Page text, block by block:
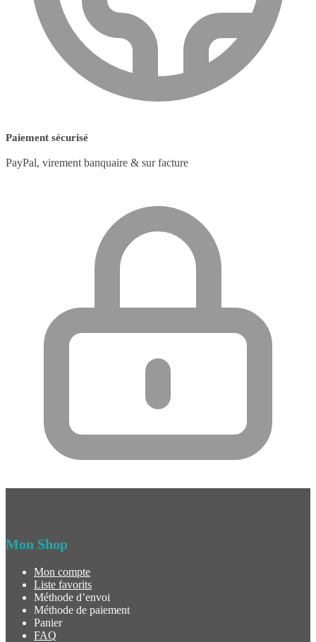
Paiement sécurisé
PayPal, virement banquaire & sur facture
Mon Shop
Mon compte
Liste favorits
Méthode d’envoi
Méthode de paiement
Panier
FAQ